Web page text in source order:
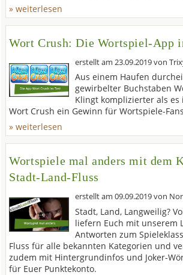
» weiterlesen
Wort Crush: Die Wortspiel-App
erstellt am23.09.2019von
Aus einem Haufen
gewirbelter Buchstaben
Klingt komplizierter als es
Wort Crush ein Gewinn für Wortspiele-
» weiterlesen
Wortspiele mal anders mit dem
Stadt-Land-Fluss
erstellt am09.09.2019von
Stadt, Land, Langweilig?
liefern Euch mit unserem
Antworten zum
Fluss für alle bekannten Kategorien und
zudem mit Hintergrundinfos und Joker-
für Euer Punktekonto.